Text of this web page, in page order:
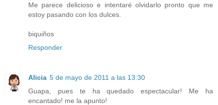
Me parece delicioso e intentaré olvidarlo pronto que me
estoy pasando con los dulces.
biquiños
Responder
Alicia 5 de mayo de 2011 a las 13:30
Guapa, pues te ha quedado espectacular! Me ha
encantado! me la apunto!